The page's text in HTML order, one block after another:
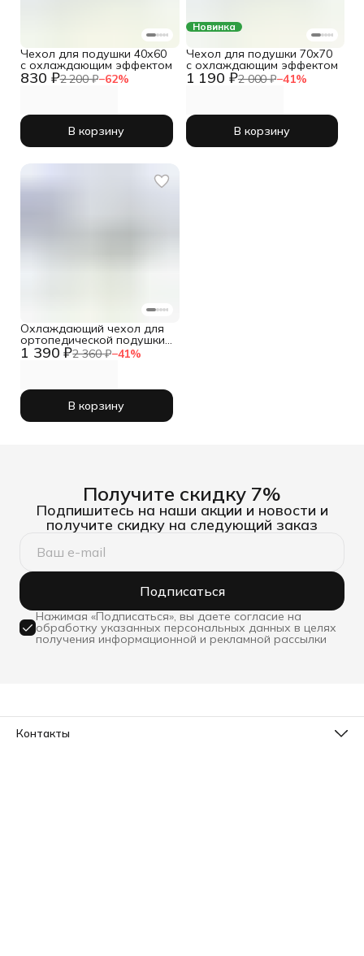
830 ₽2 200 ₽−62%
Чехол для подушки 40х60
с охлаждающим эффектом
В корзину
Новинка
1 190 ₽2 000 ₽−41%
Чехол для подушки 70х70
с охлаждающим эффектом
В корзину
1 390 ₽2 360 ₽−41%
Охлаждающий чехол для
ортопедической подушки
40х60
В корзину
Получите скидку 7%
Подпишитесь на наши акции и новости и
получите скидку на следующий заказ
Подписаться
Нажимая «Подписаться», вы даете согласие на
обработку указанных персональных данных в целях
получения информационной и рекламной рассылки
Контакты